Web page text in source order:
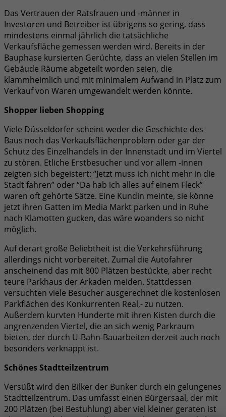
Das Vertrauen der Ratsfrauen und -männer in
Investoren und Betreiber ist übrigens so gering, dass
mindestens einmal jährlich die tatsächliche
Verkaufsfläche gemessen werden wird. Bereits in der
Bauphase kursierten Gerüchte, dass an vielen Stellen im
Gebäude Räume abgeteilt worden seien, die
klammheimlich und mit minimalem Aufwand in Platz zum
Verkauf von Waren umgewandelt werden könnte.
Shopper lieben Shopping
Viele Düsseldorfer scheint weder die Geschichte des
Baus noch das Verkaufsflächenproblem oder gar der
Schutz des Einzelhandels in der Innenstadt und im Viertel
zu stören. Etliche Erstbesucher und vor allem -innen
zeigten sich begeistert: “Jetzt muss ich nicht mehr in die
Stadt fahren” oder “Da hab ich alles auf einem Fleck”
waren oft gehörte Sätze. Eine Kundin meinte, sie könne
jetzt ihren Gatten im Media Markt parken und in Ruhe
nach Klamotten gucken, das wäre woanders so nicht
möglich.
Auf derart große Beliebtheit ist die Verkehrsführung
allerdings nicht vorbereitet. Zumal die Autofahrer
anscheinend das mit 800 Plätzen bestückte, aber recht
teure Parkhaus der Arkaden meiden. Stattdessen
versuchten viele Besucher ausgerechnet die kostenlosen
Parkflächen des Konkurrenten Real,- zu nutzen.
Außerdem kurvten Hunderte mit ihren Kisten durch die
angrenzenden Viertel, die an sich wenig Parkraum
bieten, der durch U-Bahn-Bauarbeiten derzeit auch noch
besonders verknappt ist.
Schönes Stadtteilzentrum
Versüßt wird den Bilker der Bunker durch ein gelungenes
Stadtteilzentrum. Das umfasst einen Bürgersaal, der mit
200 Plätzen (bei Bestuhlung) aber viel kleiner geraten ist